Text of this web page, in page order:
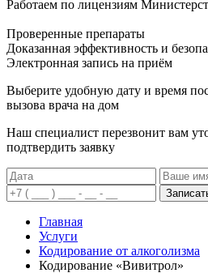
Работаем по лицензиям
Проверенные препараты
Доказанная эффективность и
Электронная запись на приём
Выберите удобную дату и время
вызова врача на дом
Наш специалист перезвонит вам
подтвердить заявку
Главная
Услуги
Кодирование от алкоголизма
Кодирование «Вивитрол»